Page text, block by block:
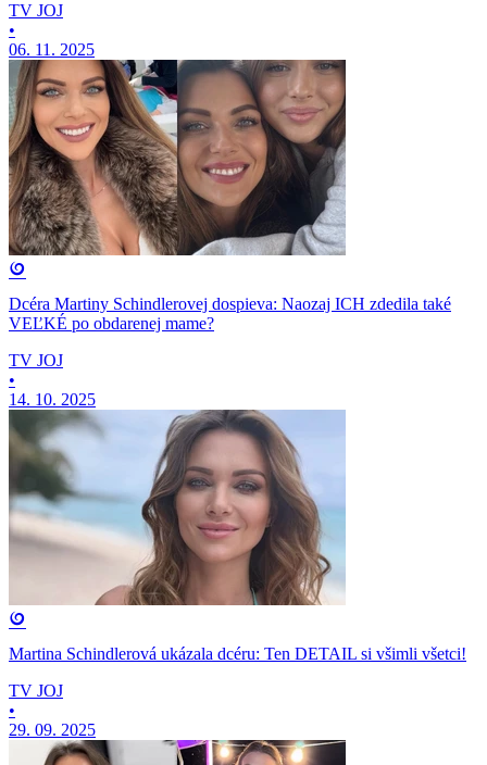
TV JOJ
•
06. 11. 2025
Dcéra Martiny Schindlerovej dospieva: Naozaj ICH zdedila také
VEĽKÉ po obdarenej mame?
TV JOJ
•
14. 10. 2025
Martina Schindlerová ukázala dcéru: Ten DETAIL si všimli všetci!
TV JOJ
•
29. 09. 2025